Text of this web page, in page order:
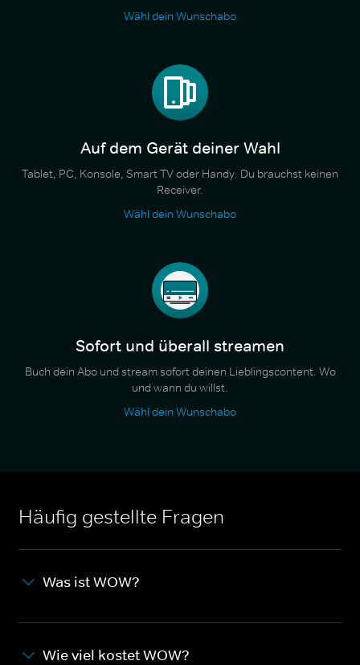
Wähl dein Wunschabo
Auf dem Gerät deiner Wahl
Tablet, PC, Konsole, Smart TV oder Handy. Du brauchst keinen
Receiver.
Wähl dein Wunschabo
Sofort und überall streamen
Buch dein Abo und stream sofort deinen Lieblingscontent. Wo
und wann du willst.
Wähl dein Wunschabo
Häufig gestellte Fragen
Was ist WOW?
Wie viel kostet WOW?